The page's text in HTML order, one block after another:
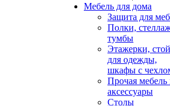
Мебель для дома
Защита для
Полки,
тумбы
Этажерки,
для одежды,
шкафы с
Прочая мебель
аксессуары
Столы